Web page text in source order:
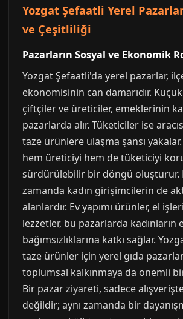
Yozgat Şefaatli Yerel
ve Çeşitliliği
Pazarların Sosyal ve Ekonomik
Yozgat Şefaatli'da yerel pazarlar,
ekonomisinin can damarıdır.
çiftçiler ve üreticiler, emeklerinin
pazarlarda alır. Tüketiciler ise
taze ürünlere ulaşma şansı
hem üreticiyi hem de tüketiciyi
sürdürülebilir bir döngü oluşturur.
zamanda kadın girişimcilerin de
alanlardır. Ev yapımı ürünler, el
lezzetler, bu pazarlarda kadınların
bağımsızlıklarına katkı sağlar.
taze ürünler için yerel gıda
toplumsal kalkınmaya da önemli
Bir pazar ziyareti, sadece
değildir; aynı zamanda bir